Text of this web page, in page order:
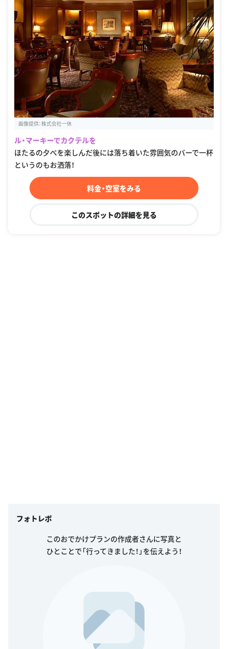
画像提供：株式会社一休
ル・マーキーでカクテルを
ほたるの夕べを楽しんだ後には落ち着いた雰囲気のバーで一杯
というのもお洒落！
料金・空室をみる
このスポットの詳細を見る
フォトレポ
このおでかけプランの作成者さんに写真と
ひとことで「行ってきました！」を伝えよう！